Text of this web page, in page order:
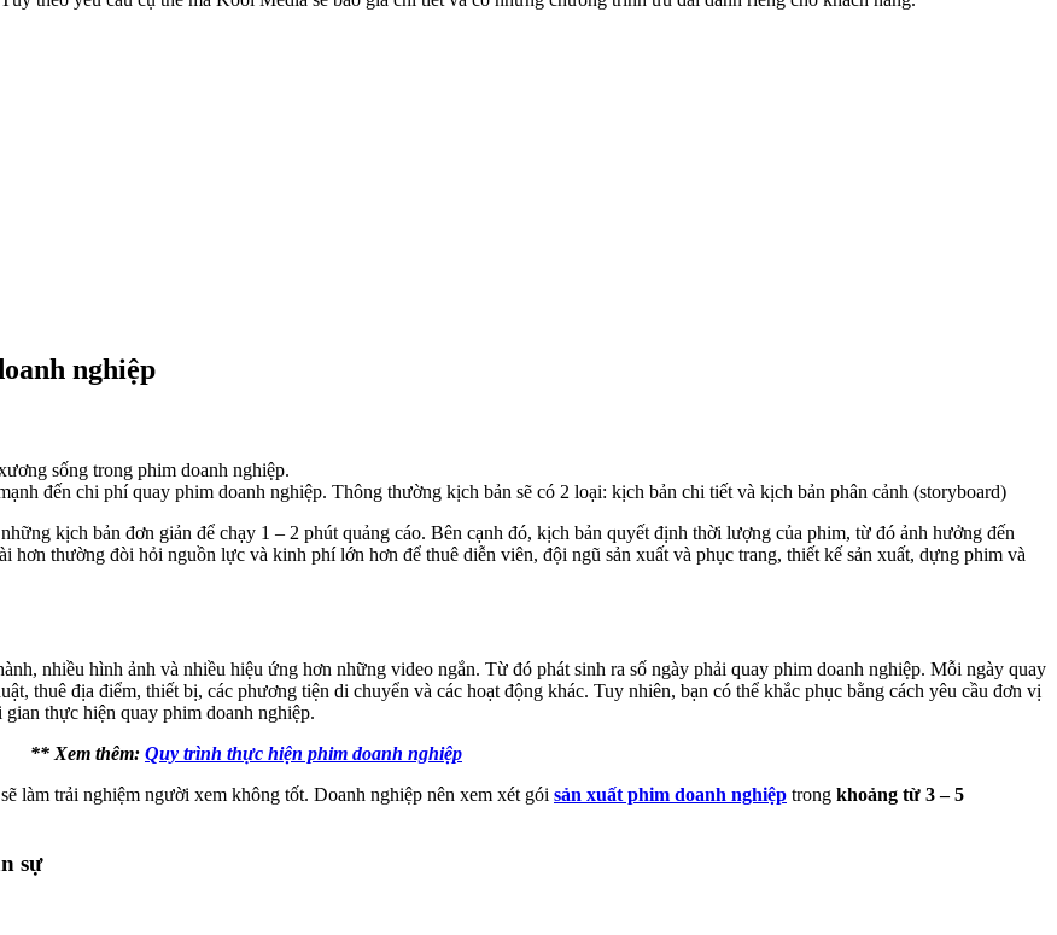
nghiệp
sống trong phim doanh nghiệp.
đến chi phí quay phim doanh nghiệp. Thông thường kịch bản sẽ có 2 loại: kịch bản chi tiết và kịch bản phân cảnh (storyboard)
kịch bản đơn giản để chạy 1 – 2 phút quảng cáo. Bên cạnh đó, kịch bản quyết định thời lượng của phim, từ đó ảnh hưởng đến
hơn thường đòi hỏi nguồn lực và kinh phí lớn hơn để thuê diễn viên, đội ngũ sản xuất và phục trang, thiết kế sản xuất, dựng phim và
nhiều hình ảnh và nhiều hiệu ứng hơn những video ngắn. Từ đó phát sinh ra số ngày phải quay phim doanh nghiệp. Mỗi ngày quay
thuê địa điểm, thiết bị, các phương tiện di chuyển và các hoạt động khác. Tuy nhiên, bạn có thể khắc phục bằng cách yêu cầu đơn vị
thực hiện quay phim doanh nghiệp.
** Xem thêm: Quy trình thực hiện phim doanh nghiệp
làm trải nghiệm người xem không tốt. Doanh nghiệp nên xem xét gói sản xuất phim doanh nghiệp trong khoảng từ 3 – 5
sự